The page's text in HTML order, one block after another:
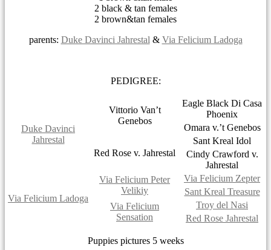
2 black & tan females
2 brown&tan females
parents: Duke Davinci Jahrestal & Via Felicium Ladoga
PEDIGREE:
Duke Davinci
Jahrestal
Vittorio Van’t
Genebos
Eagle Black Di Casa
Phoenix
Omara v.’t Genebos
Red Rose v. Jahrestal
Sant Kreal Idol
Cindy Crawford v.
Jahrestal
Via Felicium Ladoga
Via Felicium Peter
Velikiy
Via Felicium Zepter
Sant Kreal Treasure
Via Felicium
Sensation
Troy del Nasi
Red Rose Jahrestal
Puppies pictures 5 weeks